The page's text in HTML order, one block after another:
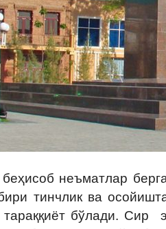
неъматлар
тинчлик ва
тараққиёт бўлади. Сир